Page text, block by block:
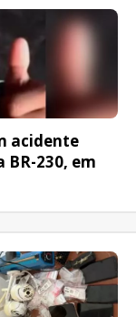
acidente
230, em